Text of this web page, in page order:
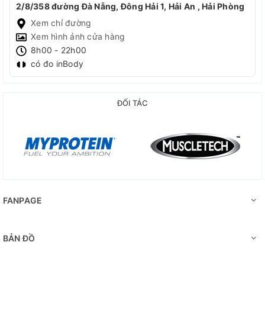
2/8/358 đường Đà Nẵng, Đông Hải 1, Hải An , Hải Phòng
Xem chỉ đường
Xem hình ảnh cửa hàng
8h00 - 22h00
có đo inBody
ĐỐI TÁC
FANPAGE
BẢN ĐỒ